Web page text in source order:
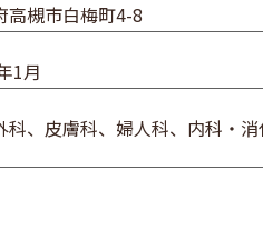
高槻市白梅町4-8
1月
科、皮膚科、婦人科、内科・